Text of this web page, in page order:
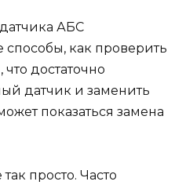
способы, как проверить
достаточно
датчик и заменить
показаться замена
просто. Часто